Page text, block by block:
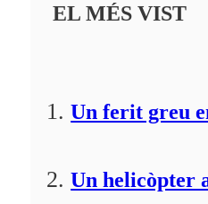
EL MÉS VIST
Un ferit greu
Un helicòpter